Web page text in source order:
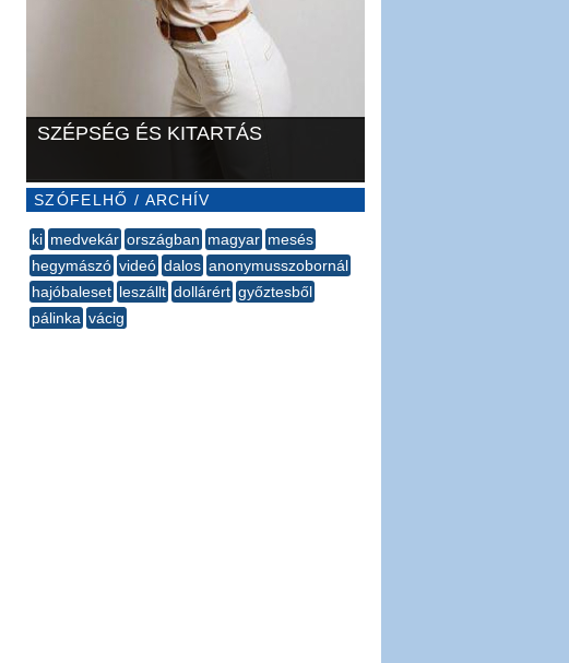
SZÉPSÉG ÉS KITARTÁS
SZÓFELHŐ / ARCHÍV
ki medvekár országban magyar mesés
hegymászó videó dalos anonymusszobornál
hajóbaleset leszállt dollárért győztesből
pálinka vácig